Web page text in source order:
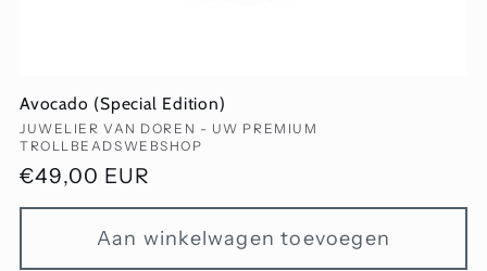
Avocado (Special Edition)
Verkoper:
JUWELIER VAN DOREN - UW PREMIUM
TROLLBEADSWEBSHOP
Normale
prijs
€49,00 EUR
Aan winkelwagen toevoegen